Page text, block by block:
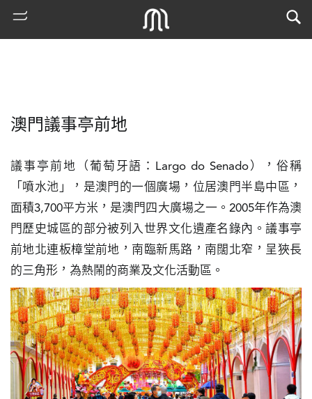
古
地
圖
媽
閣
澳門議事亭前地
議事亭前地（葡萄牙語：Largo do Senado），俗稱
「噴水池」，是澳門的一個廣場，位居澳門半島中區，
面積3,700平方米，是澳門四大廣場之一。2005年作為澳
門歷史城區的部分被列入世界文化遺產名錄內。議事亭
前地北連板樟堂前地，南臨新馬路，南闊北窄，呈狹長
的三角形，為熱鬧的商業及文化活動區。